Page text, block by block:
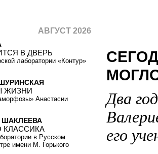
Два
его
АВГУСТ 2026
В ДВЕРЬ
лаборатории «Контур»
ЖИЗНИ
Анастасии
ШАКЛЕЕВА
в Русском
имени М. Горького